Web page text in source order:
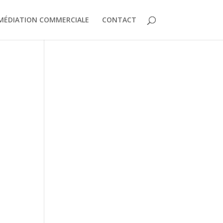
COMMERCIALE CONTACT